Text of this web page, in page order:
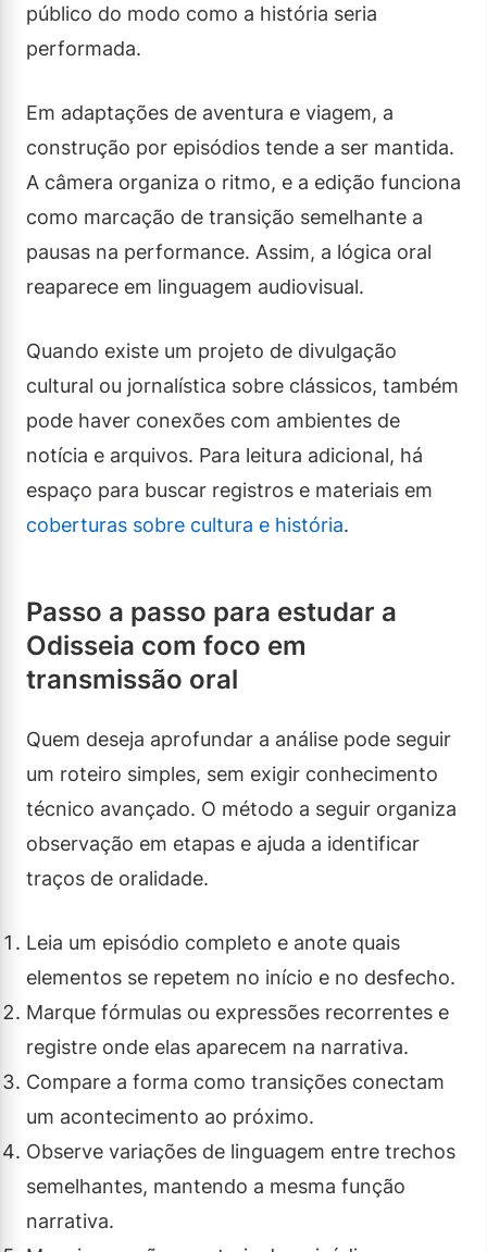
público do modo como a história seria
performada.
Em adaptações de aventura e viagem, a
construção por episódios tende a ser mantida.
A câmera organiza o ritmo, e a edição funciona
como marcação de transição semelhante a
pausas na performance. Assim, a lógica oral
reaparece em linguagem audiovisual.
Quando existe um projeto de divulgação
cultural ou jornalística sobre clássicos, também
pode haver conexões com ambientes de
notícia e arquivos. Para leitura adicional, há
espaço para buscar registros e materiais em
coberturas sobre cultura e história.
Passo a passo para estudar a
Odisseia com foco em
transmissão oral
Quem deseja aprofundar a análise pode seguir
um roteiro simples, sem exigir conhecimento
técnico avançado. O método a seguir organiza
observação em etapas e ajuda a identificar
traços de oralidade.
Leia um episódio completo e anote quais
elementos se repetem no início e no desfecho.
Marque fórmulas ou expressões recorrentes e
registre onde elas aparecem na narrativa.
Compare a forma como transições conectam
um acontecimento ao próximo.
Observe variações de linguagem entre trechos
semelhantes, mantendo a mesma função
narrativa.